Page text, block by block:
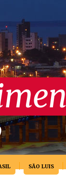
SÃO LUIS